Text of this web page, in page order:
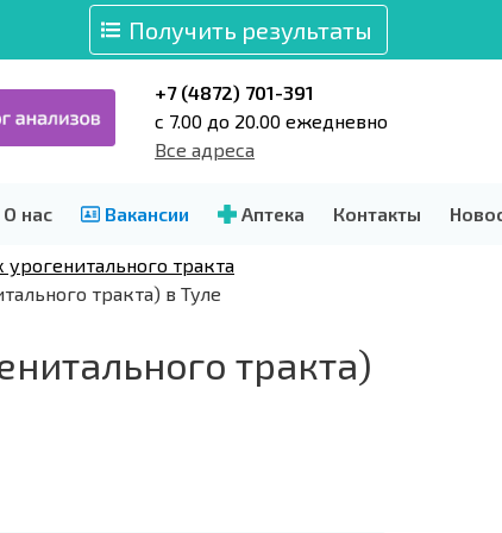
Получить результаты
+7 (4872) 701-391
c 7.00 до 20.00 ежедневно
Все адреса
О нас Вакансии Аптека Контакты
тракта
тракта) в Туле
тракта)